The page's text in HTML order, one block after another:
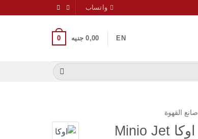
واتساب
EN
0,00 جنيه 0
صانع القهوة
ماكينة قهوة تركى ارزوم اوكا Minio Jet